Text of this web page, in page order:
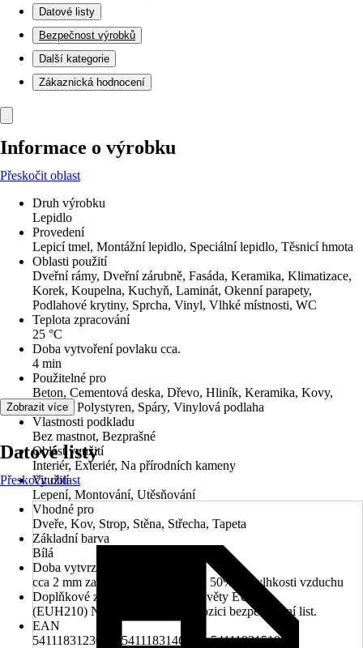
Datové listy
Bezpečnost výrobků
Další kategorie
Zákaznická hodnocení
Informace o výrobku
Přeskočit oblast
Druh výrobku
Lepidlo
Provedení
Lepicí tmel, Montážní lepidlo, Speciální lepidlo, Těsnicí hmota
Oblasti použití
Dveřní rámy, Dveřní zárubně, Fasáda, Keramika, Klimatizace,
Korek, Koupelna, Kuchyň, Laminát, Okenní parapety,
Podlahové krytiny, Sprcha, Vinyl, Vlhké místnosti, WC
Teplota zpracování
25 °C
Doba vytvoření povlaku cca.
4 min
Použitelné pro
Beton, Cementová deska, Dřevo, Hliník, Keramika, Kovy,
Omítky, Polystyren, Spáry, Vinylová podlaha
Vlastnosti podkladu
Bez mastnot, Bezprašné
Oblast využití
Interiér, Exteriér, Na přírodních kameny
Využití
Lepení, Montování, Utěsňování
Vhodné pro
Dveře, Kov, Strop, Stěna, Střecha, Tapeta
Základní barva
Bílá
Doba vytvrzení
cca 2 mm za den při 23 stupních a 50% rel. vlhkosti vzduchu
Doplňkové znaky nebezpečnosti (věty EUH)
(EUH210) Na vyžádání je k dispozici bezpečnostní list.
EAN
5411183123069, 5411183146082, 5411183151017
Zobrazit více
Datové listy
Přeskočit oblast